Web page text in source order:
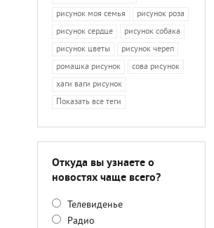
рисунок моя семья
рисунок роза
рисунок сердце
рисунок собака
рисунок цветы
рисунок череп
ромашка рисунок
сова рисунок
хаги ваги рисунок
Показать все теги
Откуда вы узнаете о
новостях чаще всего?
Телевиденье
Радио